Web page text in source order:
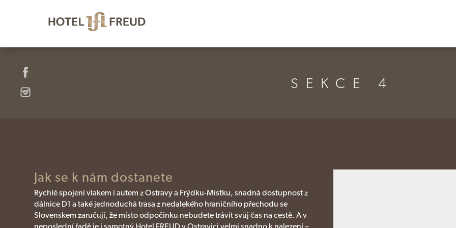
SEKCE 4
Jak se k nám dostanete
Rychlé spojení vlakem i autem z Ostravy a Frýdku-Místku, snadná dostupnost z
dálnice D1 a také jednoduchá trasa z nedalekého hraničního přechodu se
Slovenskem zaručují, že místo odpočinku nebudete trávit svůj čas na cestě. A v